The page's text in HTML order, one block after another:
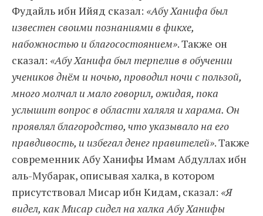
Фудайль ибн Ийяд сказал: «Абу Ханифа был
известен своими познаниями в фикхе,
набожностью и благосостоянием». Также он
сказал: «Абу Ханифа был терпелив в обучении
учеников днём и ночью, проводил ночи с пользой,
много молчал и мало говорил, ожидая, пока
услышит вопрос в области халяля и харама. Он
проявлял благородство, что указывало на его
правдивость, и избегал денег правителей». Также
современник Абу Ханифы Имам Абдуллах ибн
аль-Мубарак, описывая халка, в котором
присутствовал Мисар ибн Кидам, сказал: «Я
видел, как Мисар сидел на халка Абу Ханифы